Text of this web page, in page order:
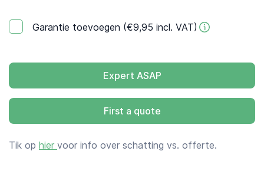
Garantie toevoegen (€9,95 incl. VAT)
Expert ASAP
First a quote
Tik op hier voor info over schatting vs. offerte.